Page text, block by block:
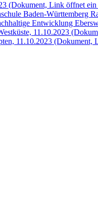
(Dokument, Link öffnet ein
Baden-Württemberg
Entwicklung
11.10.2023
11.10.2023 (Dokument,